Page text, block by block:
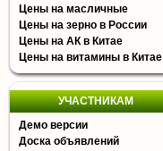
Цены на масличные
Цены на зерно в России
Цены на АК в Китае
Цены на витамины в Китае
УЧАСТНИКАМ
Демо версии
Доска объявлений